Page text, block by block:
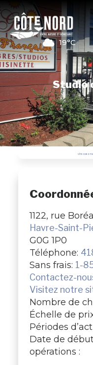
19°C
Studio
GÎTE CHEZ
1122, rue
Havre-Saint-
G0G 1P0
Téléphone:
Sans frais: 1-
Contactez-
Visitez notre
Nombre de
Échelle de
Périodes
Date de
opérations :